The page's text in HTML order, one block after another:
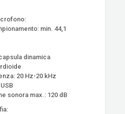
min. 44,1
dinamica
20 Hz-20 kHz
sonora max.: 120 dB